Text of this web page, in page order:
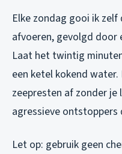
Elke zondag gooi ik
afvoeren, gevolgd door
Laat het twintig
een ketel kokend
zeepresten af zonder
agressieve ontstoppers
Let op: gebruik geen